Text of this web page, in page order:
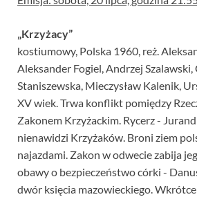
„Krzyżacy”
kostiumowy, Polska 1960, reż.
Aleksander Fogiel, Andrzej Szalawski,
Staniszewska, Mieczysław Kalenik,
XV wiek. Trwa konflikt pomiędzy
Zakonem Krzyżackim. Rycerz - Jurand
nienawidzi Krzyżaków. Broni ziem
najazdami. Zakon w odwecie zabija
obawy o bezpieczeństwo córki -
dwór księcia mazowieckiego.